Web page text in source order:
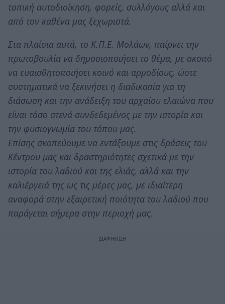
τοπική αυτοδιοίκηση, φορείς, συλλόγους αλλά και
από τον καθένα μας ξεχωριστά.
Στα πλαίσια αυτά, το Κ.Π.Ε. Μολάων, παίρνει την
πρωτοβουλία να δημοσιοποιήσει το θέμα, με σκοπό
να ευαισθητοποιήσει κοινό και αρμοδίους, ώστε
συστηματικά να ξεκινήσει η διαδικασία για τη
διάσωση και την ανάδειξη του αρχαίου ελαιώνα που
είναι τόσο στενά συνδεδεμένος με την ιστορία και
την φυσιογνωμία του τόπου μας.
Επίσης σκοπεύουμε να εντάξουμε στις δράσεις του
Κέντρου μας και δραστηριότητες σχετικά με την
ιστορία του λαδιού και της ελιάς, αλλά και την
καλιέργειά της ως τις μέρες μας, με ιδιαίτερη
αναφορά στην εξαιρετική ποιότητα του λαδιού που
παράγεται σήμερα στην περιοχή μας.